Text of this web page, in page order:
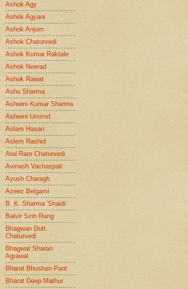
Ashok Agy
Ashok Agyani
Ashok Anjum
Ashok Chaturvedi
Ashok Kumar Raktale
Ashok Neerad
Ashok Rawat
Ashu Sharma
Ashwini Kumar Sharma
Ashwini Ummid
Aslam Hasan
Aslem Rashid
Atal Ram Chaturvedi
Avinash Vachaspati
Ayush Charagh
Azeez Belgami
B. K. Sharma 'Shaidi'
Balvir Sinh Rang
Bhagwan Dutt
Chaturvedi
Bhagwat Sharan
Agrawal
Bharat Bhushan Pant
Bharat Deep Mathur